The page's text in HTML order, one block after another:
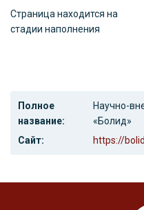
Страница находится на
стадии наполнения
Полное
название:
Научно-
«Болид»
Сайт:
https://